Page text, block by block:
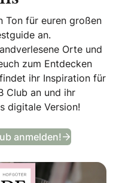
Ton für euren großen
an.
Orte und
zum Entdecken
ihr Inspiration für
Club an und ihr
digitale Version!
anmelden!